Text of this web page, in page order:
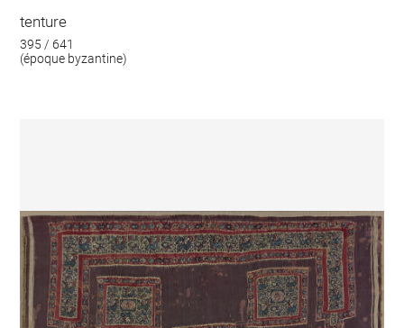
tenture
395 / 641
(époque byzantine)